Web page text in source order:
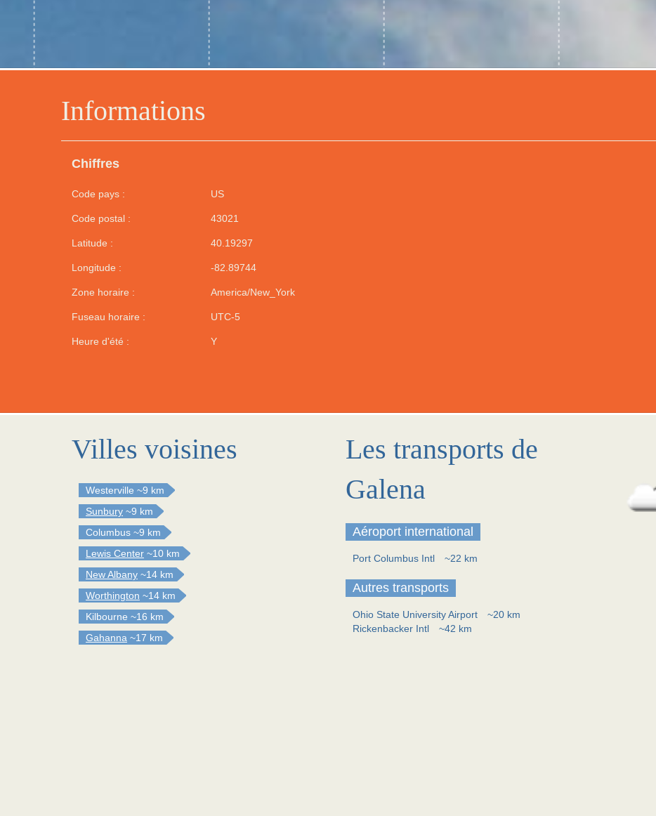
Informations
Chiffres
Code pays : US
Code postal : 43021
Latitude : 40.19297
Longitude : -82.89744
Zone horaire : America/New_York
Fuseau horaire : UTC-5
Heure d'été : Y
Villes voisines
Westerville ~9 km
Sunbury ~9 km
Columbus ~9 km
Lewis Center ~10 km
New Albany ~14 km
Worthington ~14 km
Kilbourne ~16 km
Gahanna ~17 km
Les transports de
Galena
Aéroport international
Port Columbus Intl ~22 km
Autres transports
Ohio State University Airport
~20 km
Rickenbacker Intl
~42 km